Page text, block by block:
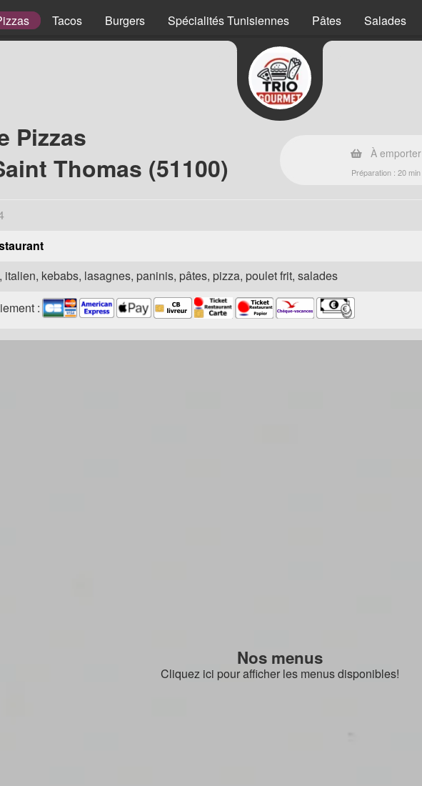
Tacos Burgers Spécialités Tunisiennes Pâtes Salades
Pizzas
Thomas (51100)
À emporter
Préparation : 20 min
italien, kebabs, lasagnes, paninis, pâtes, pizza, poulet frit, salades
:
Nos menus
Cliquez ici pour afficher les menus disponibles!